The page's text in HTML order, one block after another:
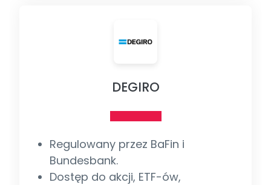
DEGIRO
Regulowany przez BaFin i
Bundesbank.
Dostęp do akcji, ETF-ów,